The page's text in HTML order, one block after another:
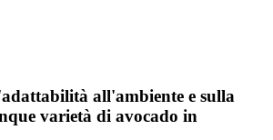
all'ambiente e sulla
varietà di avocado in